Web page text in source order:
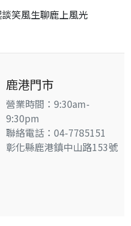
笑風生聊鹿上風光
鹿港門市
營業時間：9:30am-
9:30pm
聯絡電話：04-7785151
彰化縣鹿港鎮中山路153號